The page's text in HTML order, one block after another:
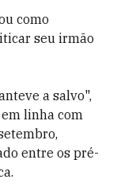
como
seu irmão
a salvo",
linha com
entre os pré-